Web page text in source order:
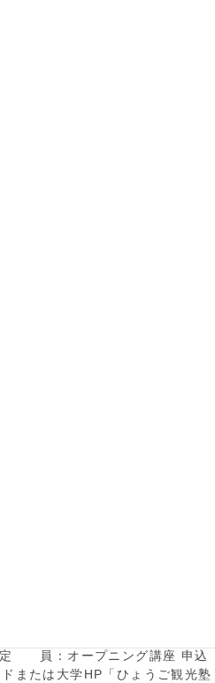
定 員：オープニング講座 申込
または大学HP「ひょうご観光塾